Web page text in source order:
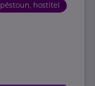
hostitel